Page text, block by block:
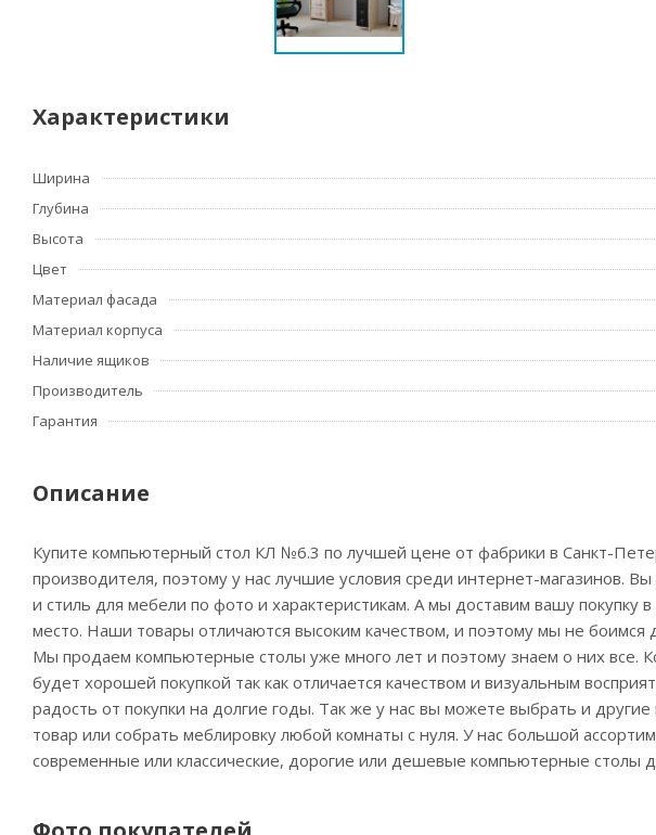
Характеристики
Ширина
Глубина
Высота
Цвет
Материал фасада
Материал корпуса
Наличие ящиков
Производитель
Гарантия
Описание
Купите компьютерный стол КЛ №6.3 по лучшей цене от фабрики в Санкт-
производителя, поэтому у нас лучшие условия среди интернет-магазинов.
и стиль для мебели по фото и характеристикам. А мы доставим вашу покупку
место. Наши товары отличаются высоким качеством, и поэтому мы не боимся
Мы продаем компьютерные столы уже много лет и поэтому знаем о них все.
будет хорошей покупкой так как отличается качеством и визуальным
радость от покупки на долгие годы. Так же у нас вы можете выбрать и
товар или собрать меблировку любой комнаты с нуля. У нас большой
современные или классические, дорогие или дешевые компьютерные столы